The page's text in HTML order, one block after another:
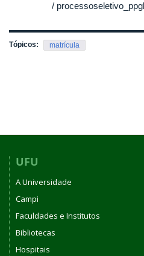
Tópicos: matrícula
UFU
A Universidade
Campi
Faculdades e Institutos
Bibliotecas
Hospitais